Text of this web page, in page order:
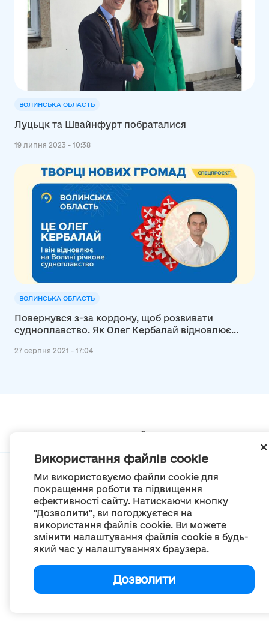
Використання файлів cookie
Ми використовуємо файли cookie для
покращення роботи та підвищення
ефективності сайту. Натискаючи кнопку
"Дозволити", ви погоджуєтеся на
використання файлів cookie. Ви можете
змінити налаштування файлів cookie в будь-
який час у налаштуваннях браузера.
Дозволити
ВОЛИНСЬКА ОБЛАСТЬ
Луцьцк та Швайнфурт побраталися
19 липня 2023 - 10:38
ВОЛИНСЬКА ОБЛАСТЬ
Повернувся з-за кордону, щоб розвивати
судноплавство. Як Олег Кербалай відновлює
27 серпня 2021 - 17:04
Мапа сайту
© Портал «Децентралізація», 2022
Проект був створений 2014 року для комунікації реформи місцевого
самоврядування
та територіальної організації влади в Україні.
Створення та наповнення - ГО «Портал «Децентралізація»
Creative Commons Attribution 4.0 International license,
якщо не зазначено інше